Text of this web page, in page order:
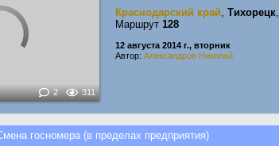
2 311
Краснодарский край, Тихорецк,
Маршрут 128
12 августа 2014 г., вторник
Автор: Александров Николай
госномера (в пределах предприятия)